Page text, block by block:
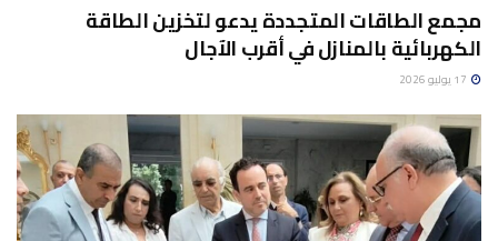
مجمع الطاقات المتجددة يدعو لتخزين الطاقة
الكهربائية بالمنازل في أقرب الآجال